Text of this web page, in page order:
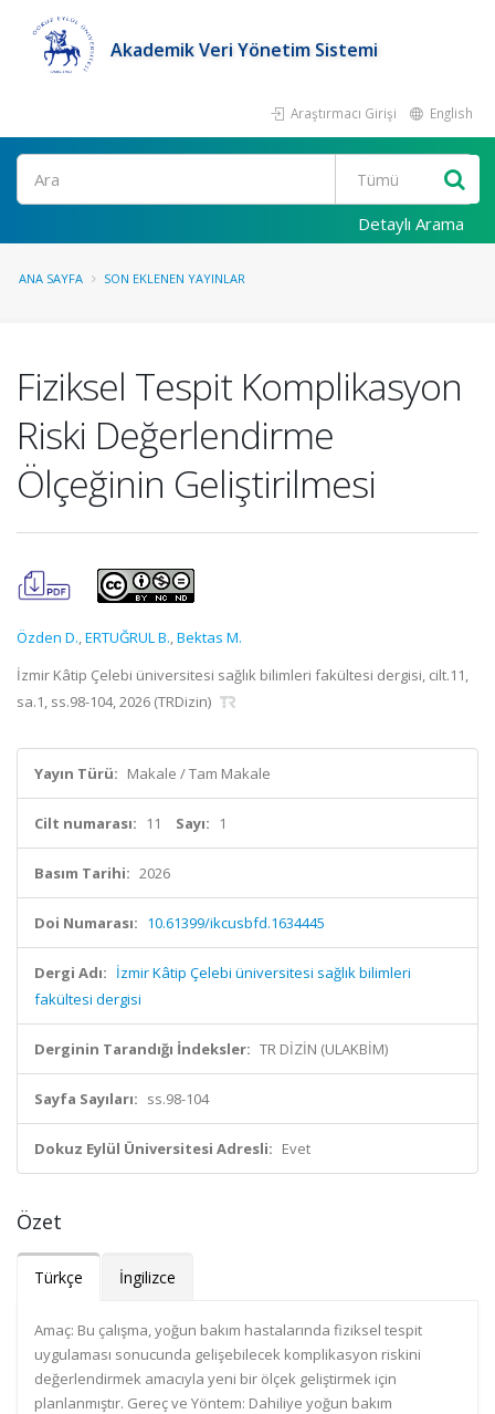
Akademik Veri Yönetim Sistemi
Araştırmacı Girişi English
Ara
Detaylı Arama
ANA SAYFA SON EKLENEN YAYINLAR
Fiziksel Tespit Komplikasyon
Riski Değerlendirme
Ölçeğinin Geliştirilmesi
Özden D.,ERTUĞRUL B.,Bektas M.
İzmir Kâtip Çelebi üniversitesi sağlık bilimleri fakültesi dergisi, cilt.11,
sa.1, ss.98-104, 2026 (TRDizin)
Yayın Türü: Makale / Tam Makale
Cilt numarası: 11 Sayı: 1
Basım Tarihi: 2026
Doi Numarası: 10.61399/ikcusbfd.1634445
Dergi Adı: İzmir Kâtip Çelebi üniversitesi sağlık bilimleri
fakültesi dergisi
Derginin Tarandığı İndeksler: TR DİZİN (ULAKBİM)
Sayfa Sayıları: ss.98-104
Dokuz Eylül Üniversitesi Adresli: Evet
Özet
Türkçe İngilizce
Amaç: Bu çalışma, yoğun bakım hastalarında fiziksel tespit
uygulaması sonucunda gelişebilecek komplikasyon riskini
değerlendirmek amacıyla yeni bir ölçek geliştirmek için
planlanmıştır. Gereç ve Yöntem: Dahiliye yoğun bakım